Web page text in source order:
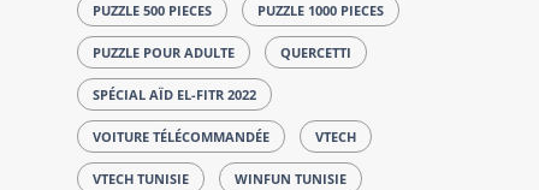
PUZZLE 500 PIECES PUZZLE 1000 PIECES
PUZZLE POUR ADULTE QUERCETTI
SPÉCIAL AÏD EL-FITR 2022
VOITURE TÉLÉCOMMANDÉE VTECH
VTECH TUNISIE WINFUN TUNISIE